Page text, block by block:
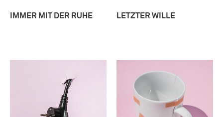
IMMER MIT DER RUHE LETZTER WILLE